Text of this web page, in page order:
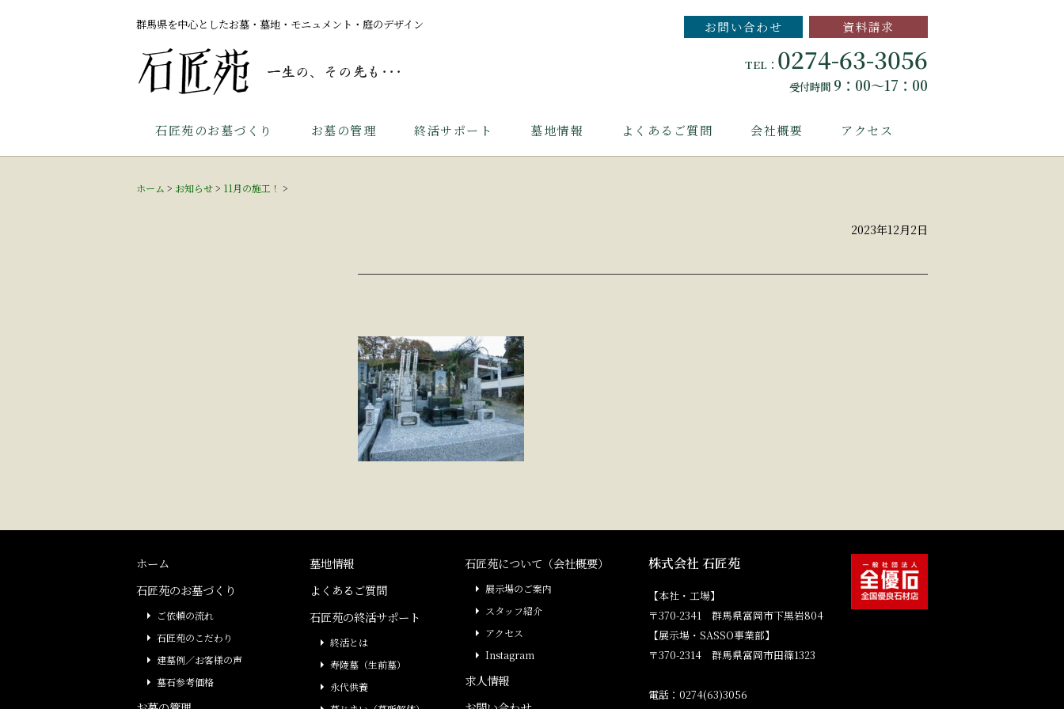
群馬県を中心としたお墓・墓地・モニュメント・庭のデザイン お問い合わせ 資料請求
TEL： 0274-63-3056
受付時間 9：00～17：00
石匠苑のお墓づくり お墓の管理 終活サポート 墓地情報 よくあるご質問 会社概要 アクセス
ホーム > お知らせ> 11月の施工！ >
2023年12月2日
ホーム
石匠苑のお墓づくり
ご依頼の流れ
石匠苑のこだわり
建墓例／お客様の声
墓石参考価格
墓地情報
よくあるご質問
石匠苑の終活サポート
終活とは
寿陵墓（生前墓）
永代供養
石匠苑について（会社概要）
展示場のご案内
スタッフ紹介
アクセス
Instagram
求人情報
株式会社 石匠苑
【本社・工場】
〒370-2341 群馬県富岡市下黒岩804
【展示場・SASSO事業部】
〒370-2314 群馬県富岡市田篠1323
電話：0274(63)3056